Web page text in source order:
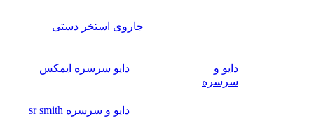
جاروی استخر دستی
دایو و
سرسره
دایو سرسره ایمکس
دایو و سرسره sr smith